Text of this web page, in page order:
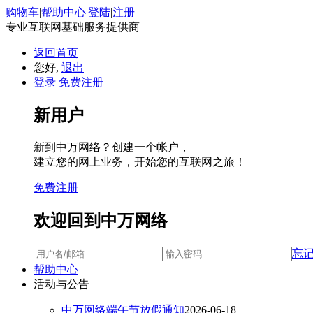
购物车|帮助中心|登陆|注册
专业互联网基础服务提供商
返回首页
您好, 退出
登录 免费注册
新用户
新到中万网络？创建一个帐户，
建立您的网上业务，开始您的互联网之旅！
免费注册
欢迎回到中万网络
忘
帮助中心
活动与公告
中万网络端午节放假通知2026-06-18